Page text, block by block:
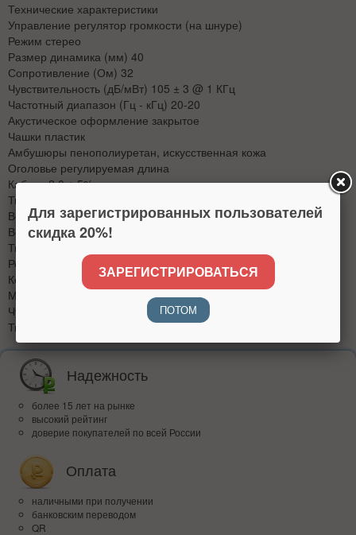
Технические характеристики
Управление регулятор громкости (на шнуре)
Режим стерео
Размер динамика (мм) 40
Сопротивление (Ом) 32
Чувствительность (дБ/мВт) 105 ± 3 @ 1 КГц
Частотный диапазон (Гц - кГц) 20-20
Акустическое оформление закрытое
Чашки пластик
Амбушюры пенополиуретан, искусственная кожа
Оголовье регулируемая длина
Кабель 2,0 ± 5%
Тип разъема 3.5 мм стереоджек
Вес наушников с кабелем (г.) 234
Вес наушников без кабеля (г.) 205
Тип микрофона конденсаторный
Режим моно
Конструкция микрофона выдвижной, регулируемый по высоте
Материал корпуса микрофона черный
Чувствительность (дБ) -58 ± 2
Тип разъема 3.5 мм джек
Надежность
более 15 лет на рынке
высокий рейтинг
доверие покупателей по всей России
Оплата
наличными при получении
банковским переводом
QR
Для зарегистрированных пользователей
скидка 20%!
ЗАРЕГИСТРИРОВАТЬСЯ
ПОТОМ